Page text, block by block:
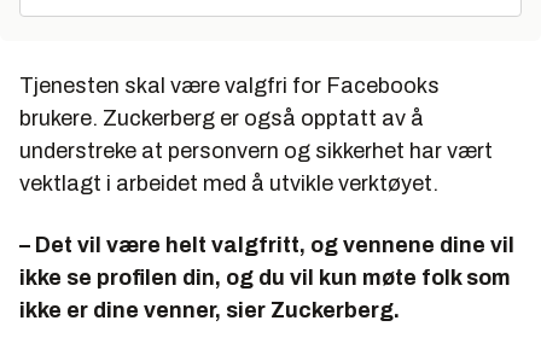
Tjenesten skal være valgfri for Facebooks
brukere. Zuckerberg er også opptatt av å
understreke at personvern og sikkerhet har vært
vektlagt i arbeidet med å utvikle verktøyet.
– Det vil være helt valgfritt, og vennene dine vil
ikke se profilen din, og du vil kun møte folk som
ikke er dine venner, sier Zuckerberg.